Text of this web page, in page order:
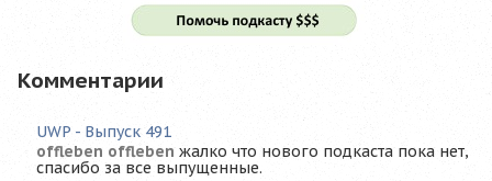
Комментарии
UWP - Выпуск 491
offleben offleben жалко что нового подкаста пока нет,
спасибо за все выпущенные.